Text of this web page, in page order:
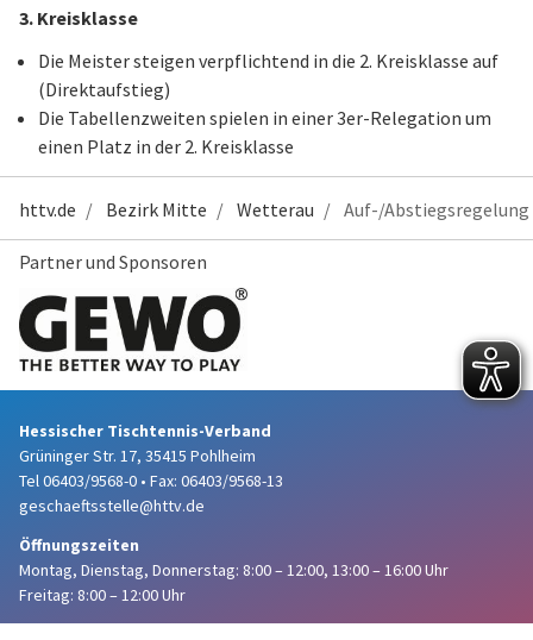
3. Kreisklasse
Die Meister steigen verpflichtend in die 2. Kreisklasse auf
(Direktaufstieg)
Die Tabellenzweiten spielen in einer 3er-Relegation um
einen Platz in der 2. Kreisklasse
httv.de Bezirk Mitte Wetterau Auf-/Abstiegsregelung
Partner und Sponsoren
Hessischer Tischtennis-Verband
Grüninger Str. 17, 35415 Pohlheim
Tel 06403/9568-0 • Fax: 06403/9568-13
geschaeftsstelle@httv.de
Öffnungszeiten
Montag, Dienstag, Donnerstag: 8:00 – 12:00, 13:00 – 16:00 Uhr
Freitag: 8:00 – 12:00 Uhr